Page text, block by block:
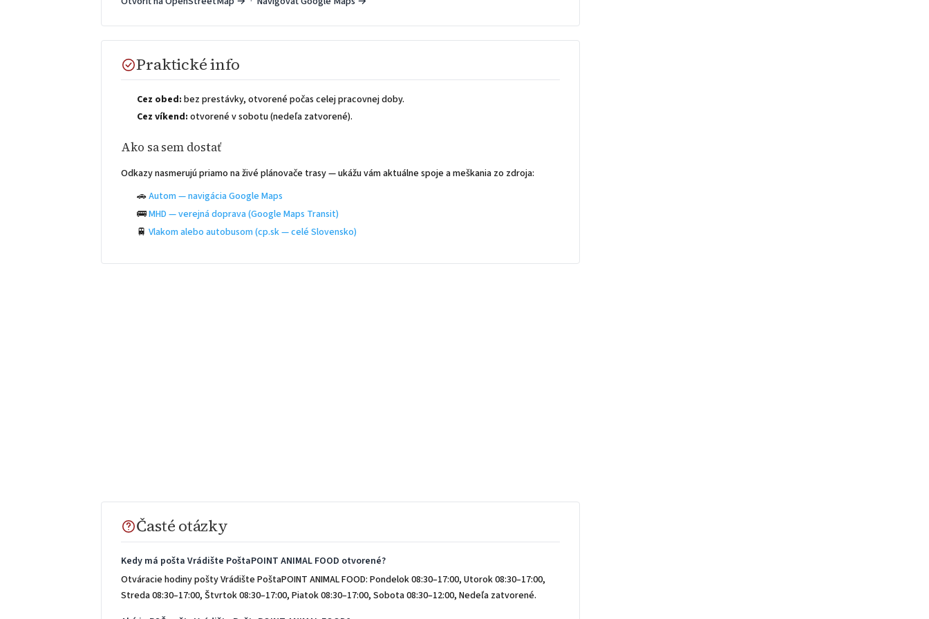
Praktické info
Cez obed: bez prestávky, otvorené počas celej pracovnej doby.
Cez víkend: otvorené v sobotu (nedeľa zatvorené).
Ako sa sem dostať
Odkazy nasmerujú priamo na živé plánovače trasy — ukážu vám aktuálne spoje a meškania zo zdroja:
🚗Autom — navigácia Google Maps
🚌MHD — verejná doprava (Google Maps Transit)
🚆 Vlakom alebo autobusom (cp.sk — celé Slovensko)
Časté otázky
Kedy má pošta Vrádište PoštaPOINT ANIMAL FOOD otvorené?
Otváracie hodiny pošty Vrádište PoštaPOINT ANIMAL FOOD: Pondelok 08:30–17:00, Utorok 08:30–17:00,
Streda 08:30–17:00, Štvrtok 08:30–17:00, Piatok 08:30–17:00, Sobota 08:30–12:00, Nedeľa zatvorené.